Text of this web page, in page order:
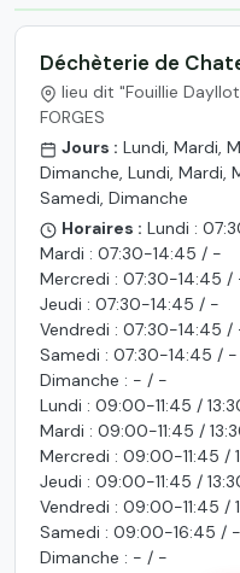
Déchèterie de
lieu dit "Fouillie
FORGES
Jours : Lundi, Mardi,
Dimanche, Lundi, Mardi,
Samedi, Dimanche
Horaires : Lundi :
Mardi : 07:30-14:45 / -
Mercredi : 07:30-14:45 /
Jeudi : 07:30-14:45 / -
Vendredi : 07:30-14:45 /
Samedi : 07:30-14:45 / -
Dimanche : - / -
Lundi : 09:00-11:45 /
Mardi : 09:00-11:45 /
Mercredi : 09:00-11:45 /
Jeudi : 09:00-11:45 /
Vendredi : 09:00-11:45 /
Samedi : 09:00-16:45 / -
Dimanche : - / -